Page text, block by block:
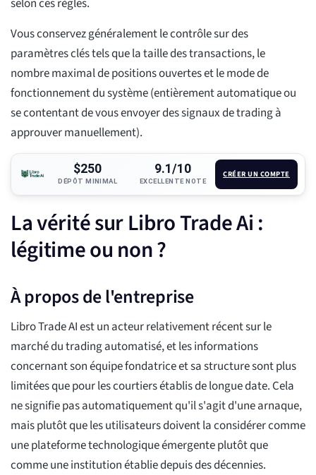
selon ces règles.
Vous conservez généralement le contrôle sur des
paramètres clés tels que la taille des transactions, le
nombre maximal de positions ouvertes et le mode de
fonctionnement du système (entièrement automatique ou
se contentant de vous envoyer des signaux de trading à
approuver manuellement).
$250
DÉPÔT MINIMAL
9.1/10
EXCELLENTE NOTE
CRÉER UN COMPTE
La vérité sur Libro Trade Ai :
légitime ou non ?
À propos de l'entreprise
Libro Trade AI est un acteur relativement récent sur le
marché du trading automatisé, et les informations
concernant son équipe fondatrice et sa structure sont plus
limitées que pour les courtiers établis de longue date. Cela
ne signifie pas automatiquement qu'il s'agit d'une arnaque,
mais plutôt que les utilisateurs doivent la considérer comme
une plateforme technologique émergente plutôt que
comme une institution établie depuis des décennies.